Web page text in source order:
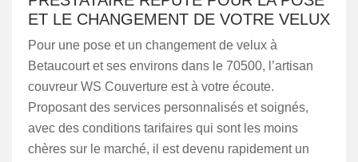
ET LE CHANGEMENT DE VOTRE VELUX
Pour une pose et un changement de velux à
Betaucourt et ses environs dans le 70500, l’artisan
couvreur WS Couverture est à votre écoute.
Proposant des services personnalisés et soignés,
avec des conditions tarifaires qui sont les moins
chères sur le marché, il est devenu rapidement un